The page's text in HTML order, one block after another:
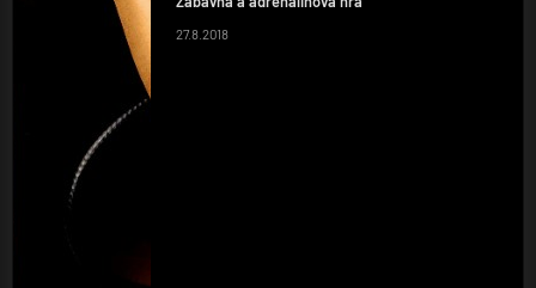
27.8.2018